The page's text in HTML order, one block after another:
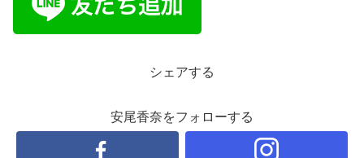
シェアする
安尾香奈をフォローする